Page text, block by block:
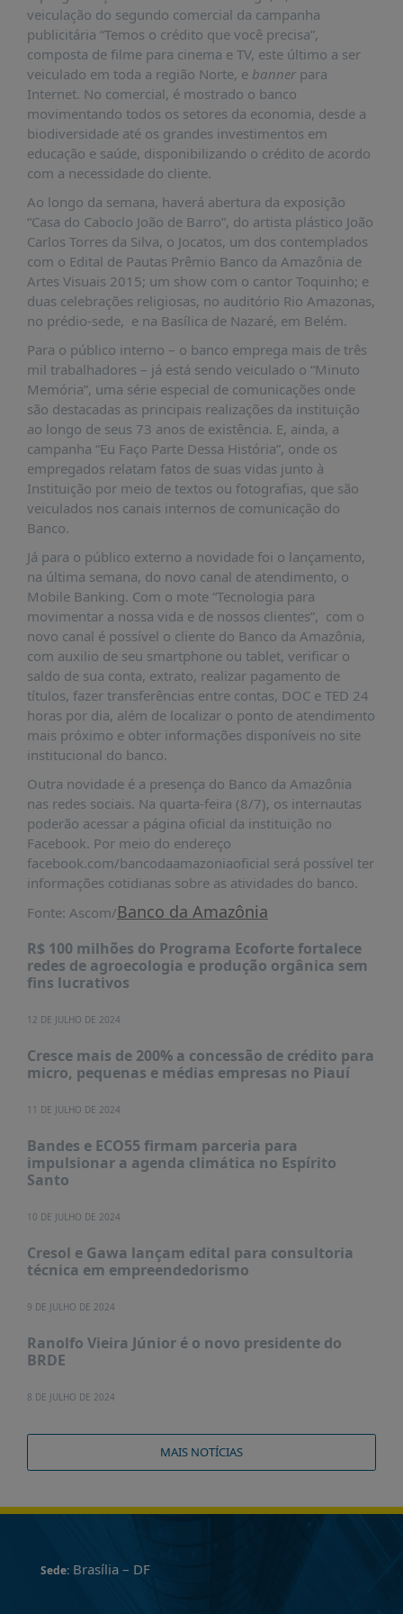
DADOS
FRENTE
PARLAMENTAR
SOBRE
A
FRENTE
INFORMAÇÕES
CURSOS
E
EVENTOS
INSCRIÇÕES
MATERIAIS
DISPONÍVEIS
PUBLICAÇÕES
REVISTA
RUMOS
LIVROS
ESTUDOS
NOTÍCIAS
PRÊMIO
ABDE-
BID
PRÊMIO
ABDE
DE
JORNALISMO
SABER
+
CONTATO
veiculação do segundo comercial da campanha
publicitária “Temos o crédito que você precisa”,
composta de filme para cinema e TV, este último a ser
veiculado em toda a região Norte, e bannerpara
Internet. No comercial, é mostrado o banco
movimentando todos os setores da economia, desde a
biodiversidade até os grandes investimentos em
educação e saúde, disponibilizando o crédito de acordo
com a necessidade do cliente.
Ao longo da semana, haverá abertura da exposição
“Casa do Caboclo João de Barro”, do artista plástico João
Carlos Torres da Silva, o Jocatos, um dos contemplados
com o Edital de Pautas Prêmio Banco da Amazônia de
Artes Visuais 2015; um show com o cantor Toquinho; e
duas celebrações religiosas, no auditório Rio Amazonas,
no prédio-sede, e na Basílica de Nazaré, em Belém.
Para o público interno – o banco emprega mais de três
mil trabalhadores – já está sendo veiculado o “Minuto
Memória”, uma série especial de comunicações onde
são destacadas as principais realizações da instituição
ao longo de seus 73 anos de existência. E, ainda, a
campanha “Eu Faço Parte Dessa História”, onde os
empregados relatam fatos de suas vidas junto à
Instituição por meio de textos ou fotografias, que são
veiculados nos canais internos de comunicação do
Banco.
Já para o público externo a novidade foi o lançamento,
na última semana, do novo canal de atendimento, o
Mobile Banking. Com o mote “Tecnologia para
movimentar a nossa vida e de nossos clientes”, com o
novo canal é possível o cliente do Banco da Amazônia,
com auxilio de seu smartphone ou tablet, verificar o
saldo de sua conta, extrato, realizar pagamento de
títulos, fazer transferências entre contas, DOC e TED 24
horas por dia, além de localizar o ponto de atendimento
mais próximo e obter informações disponíveis no site
institucional do banco.
Outra novidade é a presença do Banco da Amazônia
nas redes sociais. Na quarta-feira (8/7), os internautas
poderão acessar a página oficial da instituição no
Facebook. Por meio do endereço
facebook.com/bancodaamazoniaoficial será possível ter
informações cotidianas sobre as atividades do banco.
Fonte: Ascom/Banco da Amazônia
R$ 100 milhões do Programa Ecoforte fortalece
redes de agroecologia e produção orgânica sem
fins lucrativos
12 DE JULHO DE 2024
Cresce mais de 200% a concessão de crédito para
micro, pequenas e médias empresas no Piauí
11 DE JULHO DE 2024
Bandes e ECO55 firmam parceria para
impulsionar a agenda climática no Espírito
Santo
10 DE JULHO DE 2024
Cresol e Gawa lançam edital para consultoria
técnica em empreendedorismo
9 DE JULHO DE 2024
Ranolfo Vieira Júnior é o novo presidente do
BRDE
8 DE JULHO DE 2024
MAIS NOTÍCIAS
Sede:Brasília – DF